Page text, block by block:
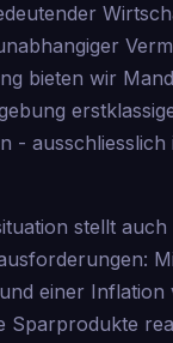
bieten wir
- ausschliesslich
stellt
einer Inflation
Sparprodukte